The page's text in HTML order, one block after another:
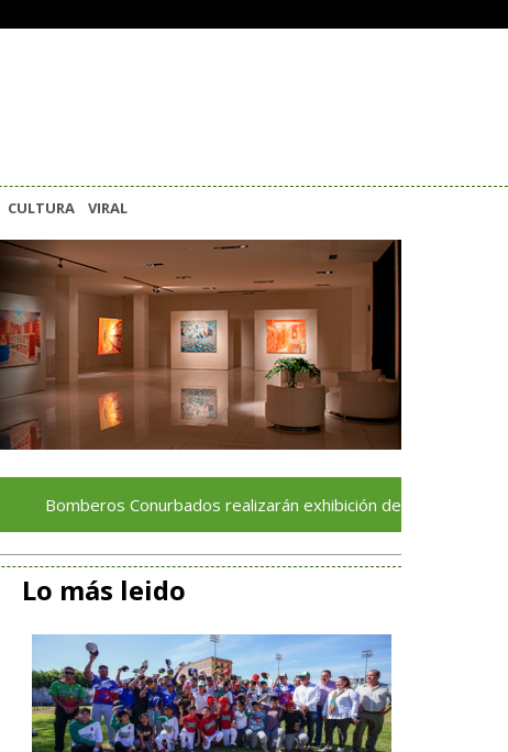
CULTURA VIRAL
Conurbados realizarán exhibición de vehículos y rescates
Lo más leido